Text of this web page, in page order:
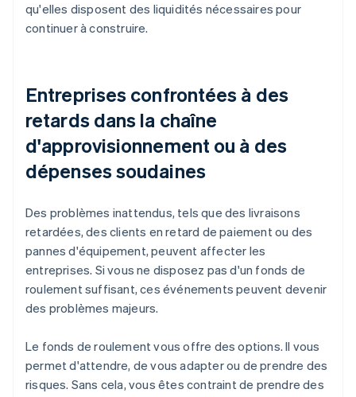
qu'elles disposent des liquidités nécessaires pour
continuer à construire.
Entreprises confrontées à des
retards dans la chaîne
d'approvisionnement ou à des
dépenses soudaines
Des problèmes inattendus, tels que des livraisons
retardées, des clients en retard de paiement ou des
pannes d'équipement, peuvent affecter les
entreprises. Si vous ne disposez pas d'un fonds de
roulement suffisant, ces événements peuvent devenir
des problèmes majeurs.
Le fonds de roulement vous offre des options. Il vous
permet d'attendre, de vous adapter ou de prendre des
risques. Sans cela, vous êtes contraint de prendre des